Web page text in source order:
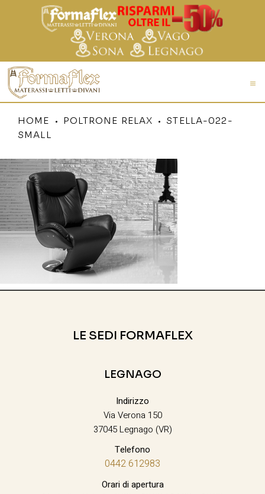
HOME POLTRONE RELAX
STELLA-022-
SMALL
LE SEDI FORMAFLEX
LEGNAGO
Indirizzo
Via Verona 150
37045 Legnago (VR)
Telefono
0442 612983
Orari di apertura